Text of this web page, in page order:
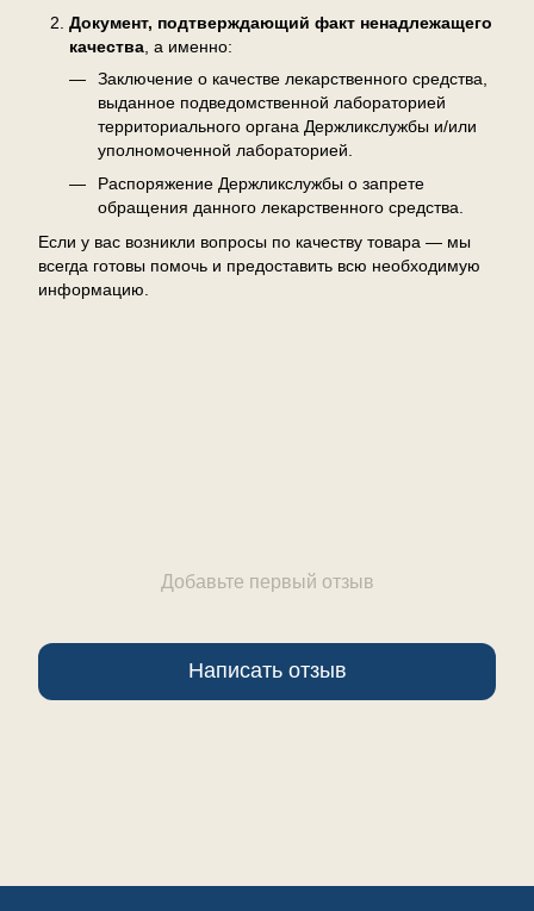
Документ, подтверждающий факт ненадлежащего
качества , а именно:
Заключение о качестве лекарственного средства,
выданное подведомственной лабораторией
территориального органа Держликслужбы и/или
уполномоченной лабораторией.
Распоряжение Держликслужбы о запрете
обращения данного лекарственного средства.
Если у вас возникли вопросы по качеству товара — мы
всегда готовы помочь и предоставить всю необходимую
информацию.
Добавьте первый отзыв
Написать отзыв